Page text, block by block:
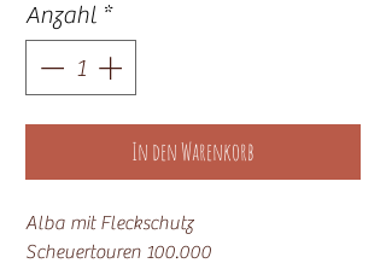
Anzahl *
In den Warenkorb
Alba mit Fleckschutz
Scheuertouren 100.000